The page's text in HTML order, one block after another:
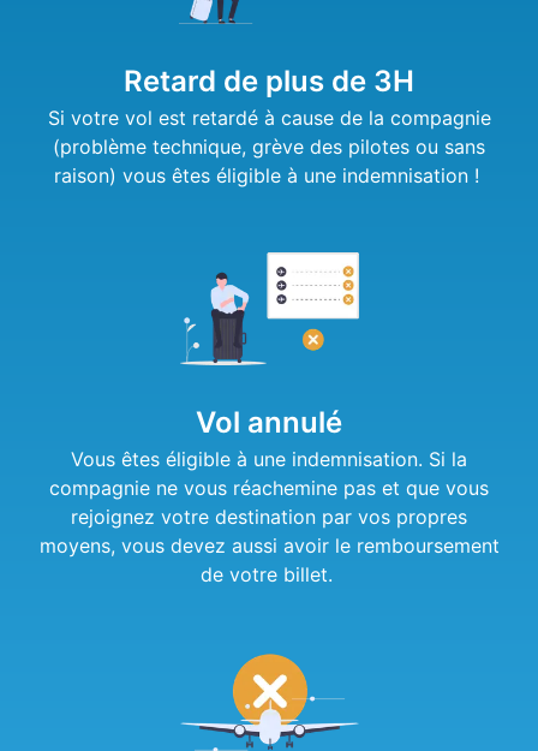
Retard de plus de 3H
Si votre vol est retardé à cause de la compagnie
(problème technique, grève des pilotes ou sans
raison) vous êtes éligible à une indemnisation !
Vol annulé
Vous êtes éligible à une indemnisation. Si la
compagnie ne vous réachemine pas et que vous
rejoignez votre destination par vos propres
moyens, vous devez aussi avoir le remboursement
de votre billet.